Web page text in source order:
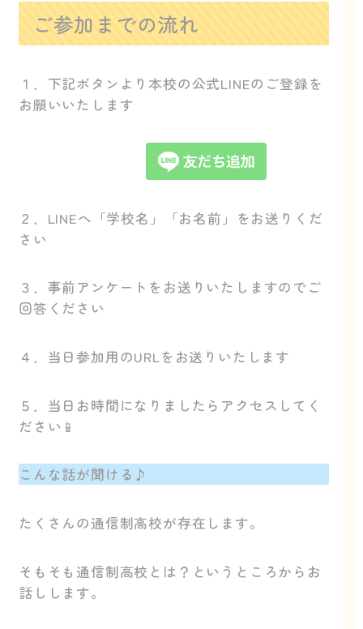
ご参加までの流れ
１．下記ボタンより本校の公式LINEのご登録を
お願いいたします
２．LINEへ「学校名」「お名前」をお送りくだ
さい
３．事前アンケートをお送りいたしますのでご
回答ください
４．当日参加用のURLをお送りいたします
５．当日お時間になりましたらアクセスしてく
ださい📱
こんな話が聞ける♪
たくさんの通信制高校が存在します。
そもそも通信制高校とは？というところからお
話しします。